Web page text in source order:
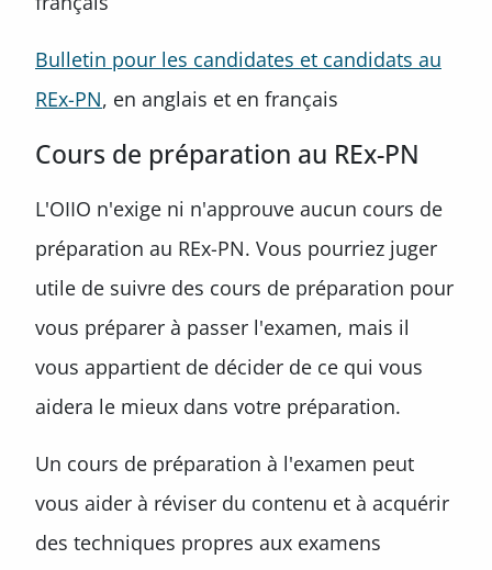
Bulletin pour les candidates et candidats au
REx-PN, en anglais et en français
Cours de préparation au REx-PN
L'OIIO n'exige ni n'approuve aucun cours de
préparation au REx-PN. Vous pourriez juger
utile de suivre des cours de préparation pour
vous préparer à passer l'examen, mais il
vous appartient de décider de ce qui vous
aidera le mieux dans votre préparation.
Un cours de préparation à l'examen peut
vous aider à réviser du contenu et à acquérir
des techniques propres aux examens